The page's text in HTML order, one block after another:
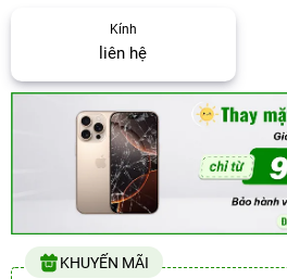
Kính
liên hệ
KHUYẾN MÃI